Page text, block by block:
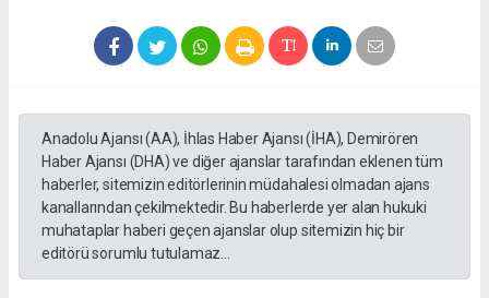
Anadolu Ajansı (AA), İhlas Haber Ajansı (İHA), Demirören
Haber Ajansı (DHA) ve diğer ajanslar tarafından eklenen tüm
haberler, sitemizin editörlerinin müdahalesi olmadan ajans
kanallarından çekilmektedir. Bu haberlerde yer alan hukuki
muhataplar haberi geçen ajanslar olup sitemizin hiç bir
editörü sorumlu tutulamaz...